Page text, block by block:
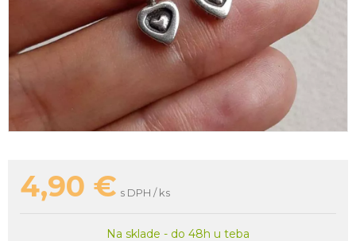
4,90 € s DPH / ks
Na sklade - do 48h u teba